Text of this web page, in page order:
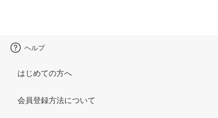
ヘルプ
はじめての方へ
会員登録方法について